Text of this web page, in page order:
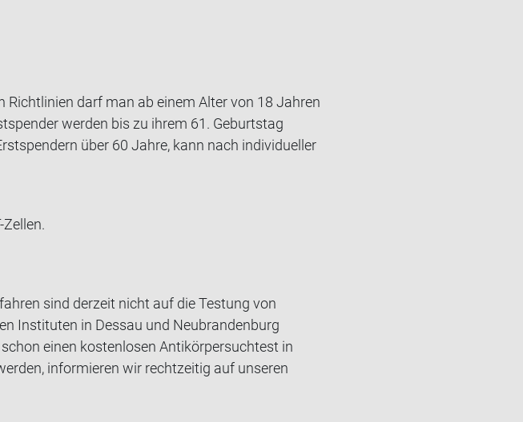
Richtlinien darf man ab einem Alter von 18 Jahren
werden bis zu ihrem 61. Geburtstag
über 60 Jahre, kann nach individueller
sind derzeit nicht auf die Testung von
Instituten in Dessau und Neubrandenburg
einen kostenlosen Antikörpersuchtest in
informieren wir rechtzeitig auf unseren